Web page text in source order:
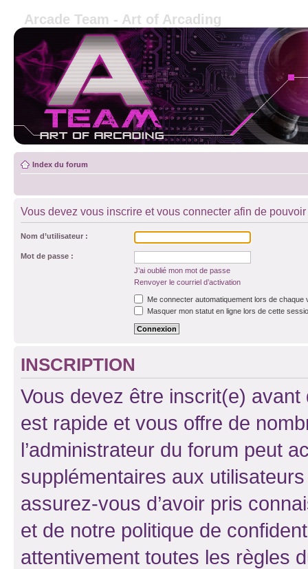
Arcade Team - Art of Arcading
Index du forum
Vous devez vous inscrire et vous connecter afin de
Nom d’utilisateur :
Mot de passe :
J’ai oublié mon mot de passe
Renvoyer le courriel d’activation
Me connecter automatiquement lors de chaque
Masquer mon statut en ligne lors de cette
INSCRIPTION
Vous devez être inscrit(e) avant
est rapide et vous offre de
l’administrateur du forum peut
supplémentaires aux
assurez-vous d’avoir pris
et de notre politique de
attentivement toutes les règles